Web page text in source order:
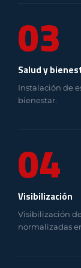
03
Salud y
Instalación de
bienestar.
04
Visibilización
Visibilización
normalizadas